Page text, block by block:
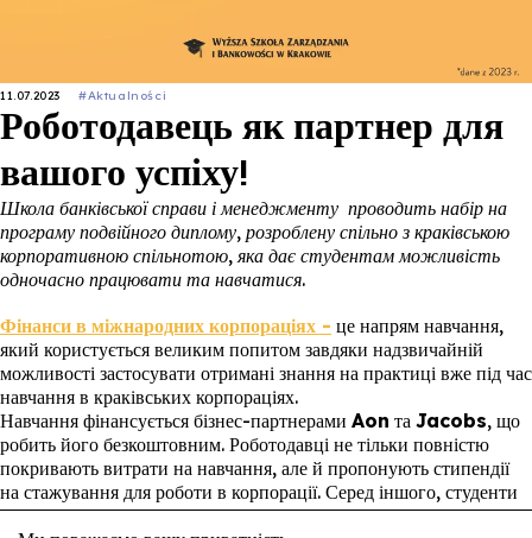
11.07.2023 #Aktualności
Роботодавець як партнер для
вашого успіху!
Школа банківської справи і менеджменту проводить набір на
програму подвійного диплому, розроблену спільно з краківською
корпоративною спільнотою, яка дає студентам можливість
одночасно працювати та навчатися.
Фінанси в міжнародних корпораціях - це напрям навчання,
який користується великим попитом завдяки надзвичайній
можливості застосувати отримані знання на практиці вже під час
навчання в краківських корпораціях.
Навчання фінансується бізнес-партнерами Aon та Jacobs, що
робить його безкоштовним. Роботодавці не тільки повністю
покривають витрати на навчання, але й пропонують стипендії
на стажування для роботи в корпорації. Серед іншого, студенти
на цьому курсі вчаться працювати зі спеціалізованим